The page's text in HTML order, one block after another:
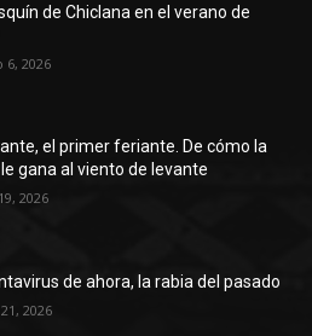
de Chiclana en el verano de
6, 2026
el primer feriante. De cómo la
gana al viento de levante
2026
de ahora, la rabia del pasado
2026